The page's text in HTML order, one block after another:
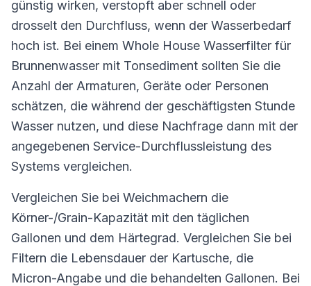
günstig wirken, verstopft aber schnell oder
drosselt den Durchfluss, wenn der Wasserbedarf
hoch ist. Bei einem Whole House Wasserfilter für
Brunnenwasser mit Tonsediment sollten Sie die
Anzahl der Armaturen, Geräte oder Personen
schätzen, die während der geschäftigsten Stunde
Wasser nutzen, und diese Nachfrage dann mit der
angegebenen Service-Durchflussleistung des
Systems vergleichen.
Vergleichen Sie bei Weichmachern die
Körner-/Grain-Kapazität mit den täglichen
Gallonen und dem Härtegrad. Vergleichen Sie bei
Filtern die Lebensdauer der Kartusche, die
Micron-Angabe und die behandelten Gallonen. Bei